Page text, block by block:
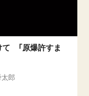
て 「原爆許すま
太郎